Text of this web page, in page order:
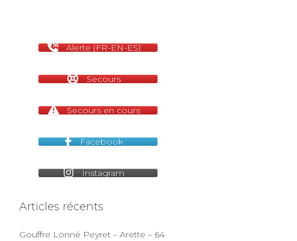
Alerte (FR-EN-ES)
Secours
Secours en cours
Facebook
Instagram
Articles récents
Gouffre Lonné Peyret – Arette – 64